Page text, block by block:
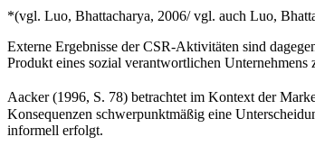
*(vgl. Luo, Bhattacharya, 2006/ vgl. auch Luo,
Externe Ergebnisse der CSR-Aktivitäten sind
Produkt eines sozial verantwortlichen
Aacker (1996, S. 78) betrachtet im Kontext der
Konsequenzen schwerpunktmäßig eine
informell erfolgt.